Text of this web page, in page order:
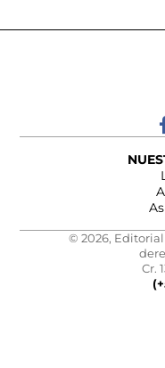
© 2026, Editorial
Cr.